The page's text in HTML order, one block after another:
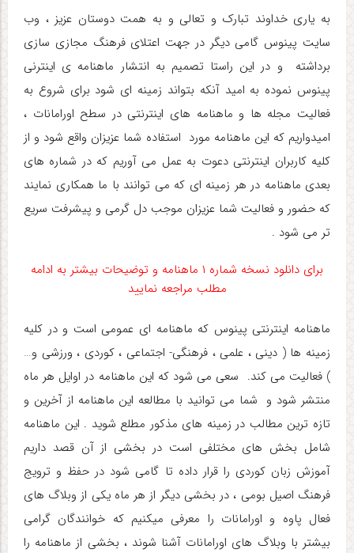
به یاری خداوند تبارک و تعالی و به همت دوستان عزیز ، وب
سایت پینوس گامی دیگر در جهت اعتلای فرهنگ مجازی سازی
برداشته و در این راستا تصمیم به انتشار ماهنامه ی اینترنی
پینوس نموده به امید آنکه بتواند زمینه ای شود برای شروع به
فعالیت مجله ها و ماهنامه های اینترنتی در سطح اورامانات ،
امیدواریم که این ماهنامه مورد استفاده شما عزیزان واقع شود و از
کلیه کاربران اینترنتی دعوت به عمل می آوریم که در شماره های
بعدی ماهنامه در هر زمینه ای که می توانند با ما همکاری نمایند
که حضور و فعالیت شما عزیزان موجب دل گرمی و پیشرفت سریع
تر می شود .
برای دانلود نسخه شماره ۱ ماهنامه و توضیحات بیشتر به ادامه
مطلب مراجعه نمایید
ماهنامه اینترنتی پینوس که ماهنامه ای عمومی است و در کلیه
زمینه ها ( دینی ، علمی ، فرهنگی- اجتماعی ، کوردی ، ورزشی و…
) فعالیت می کند. سعی می شود که این ماهنامه در اوایل هر ماه
منتشر شود و شما می توانید با مطالعه این ماهنامه از آخرین و
تازه ترین مطالب در زمینه های مذکور مطلع شوید . این ماهنامه
شامل بخش های مختلفی است در بخشی از آن قصد داریم
آموزش زبان کوردی را قرار داده تا گامی شود در حفظ و ترویج
فرهنگ اصیل بومی ، در بخشی دیگر از هر ماه یکی از وبلاگ های
فعال پاوه و اورامانات را معرفی میکنیم که خوانندگان گرامی
بیشتر با وبلاگ های اورامانات آشنا شوند ، بخشی از ماهنامه را